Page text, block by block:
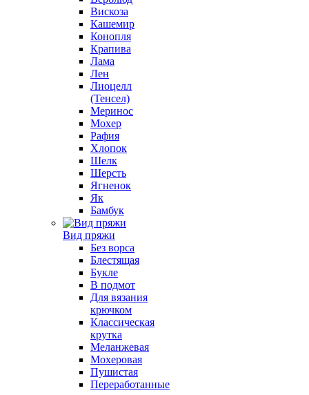
Вискоза
Кашемир
Конопля
Крапива
Лама
Лен
Лиоцелл
(Тенсел)
Меринос
Мохер
Рафия
Хлопок
Шелк
Шерсть
Ягненок
Як
Бамбук
Вид пряжи
Без ворса
Блестящая
Букле
В подмот
Для вязания
крючком
Классическая
крутка
Меланжевая
Мохеровая
Пушистая
Переработанные